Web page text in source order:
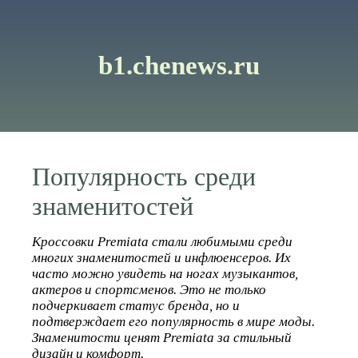
b1.chenews.ru
Популярность среди
знаменитостей
Кроссовки Premiata стали любимыми среди
многих знаменитостей и инфлюенсеров. Их
часто можно увидеть на ногах музыкантов,
актеров и спортсменов. Это не только
подчеркивает статус бренда, но и
подтверждает его популярность в мире моды.
Знаменитости ценят Premiata за стильный
дизайн и комфорт.